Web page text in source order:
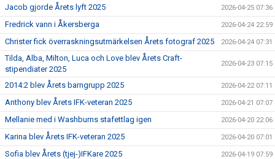
Jacob gjorde Årets lyft 2025 2026-04-25 07:36
Fredrick vann i Åkersberga 2026-04-24 22:59
Christer fick överraskningsutmärkelsen Årets fotograf 2025 2026-04-24 07:31
Tilda, Alba, Milton, Luca och Love blev Årets Craft-
stipendiater 2025
2026-04-23 07:15
2014:2 blev Årets barngrupp 2025 2026-04-22 07:11
Anthony blev Årets IFK-veteran 2025 2026-04-21 07:07
Mellanie med i Washburns stafettlag igen 2026-04-20 22:06
Karina blev Årets IFK-veteran 2025 2026-04-20 07:01
Sofia blev Årets (tjej-)IFKare 2025 2026-04-19 07:59